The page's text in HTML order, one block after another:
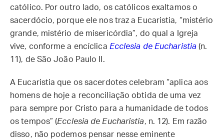
católico. Por outro lado, os católicos exaltamos o
sacerdócio, porque ele nos traz a Eucaristia, “mistério
grande, mistério de misericórdia”, do qual a Igreja
vive, conforme a encíclica Ecclesia de Eucharistia (n.
11), de São João Paulo II.
A Eucaristia que os sacerdotes celebram “aplica aos
homens de hoje a reconciliação obtida de uma vez
para sempre por Cristo para a humanidade de todos
os tempos” (Ecclesia de Eucharistia, n. 12). Em razão
disso, não podemos pensar nesse eminente